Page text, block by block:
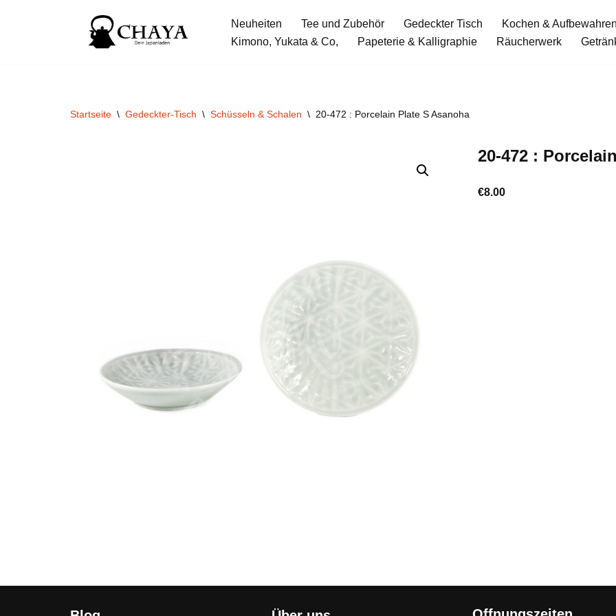
Neuheiten Tee und Zubehör Gedeckter Tisch Kochen & Aufbewahren
Kimono, Yukata & Co,
Papeterie & Kalligraphie Räucherwerk
Startseite \ Gedeckter-Tisch \ Schüsseln & Schalen \ 20-472 : Porcelain Plate S Asanoha
20-472 :
€8.00